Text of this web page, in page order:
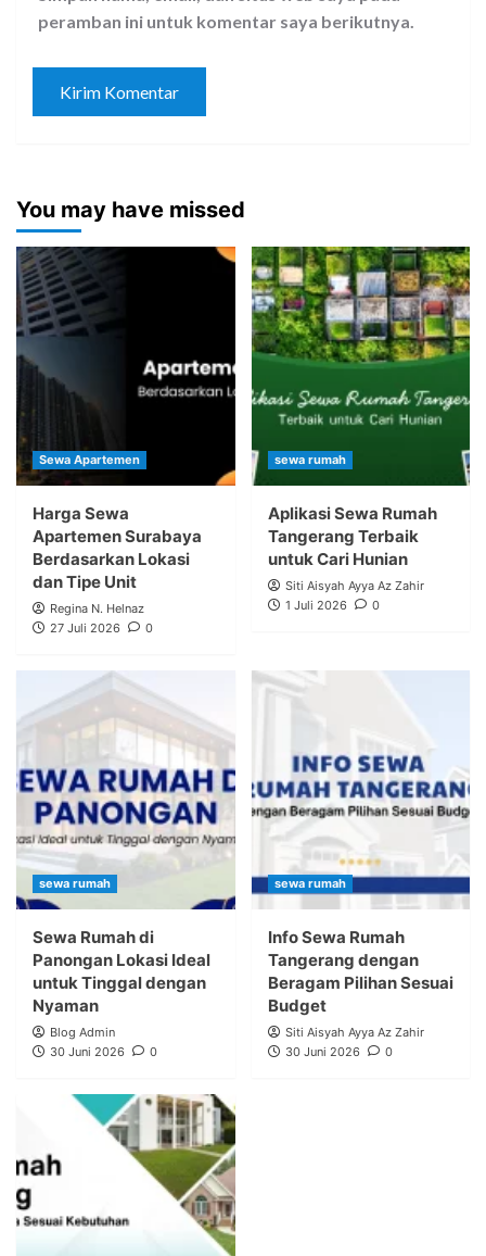
peramban ini untuk komentar saya berikutnya.
You may have missed
Sewa Apartemen
Harga Sewa
Apartemen Surabaya
Berdasarkan Lokasi
dan Tipe Unit
Regina N. Helnaz
27 Juli 2026
0
sewa rumah
Aplikasi Sewa Rumah
Tangerang Terbaik
untuk Cari Hunian
Siti Aisyah Ayya Az Zahir
1 Juli 2026
0
sewa rumah
Sewa Rumah di
Panongan Lokasi Ideal
untuk Tinggal dengan
Nyaman
Blog Admin
30 Juni 2026
0
sewa rumah
Info Sewa Rumah
Tangerang dengan
Beragam Pilihan Sesuai
Budget
Siti Aisyah Ayya Az Zahir
30 Juni 2026
0